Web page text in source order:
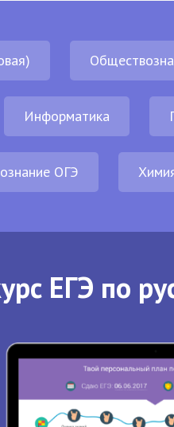
Информатика
ОГЭ
ЕГЭ по